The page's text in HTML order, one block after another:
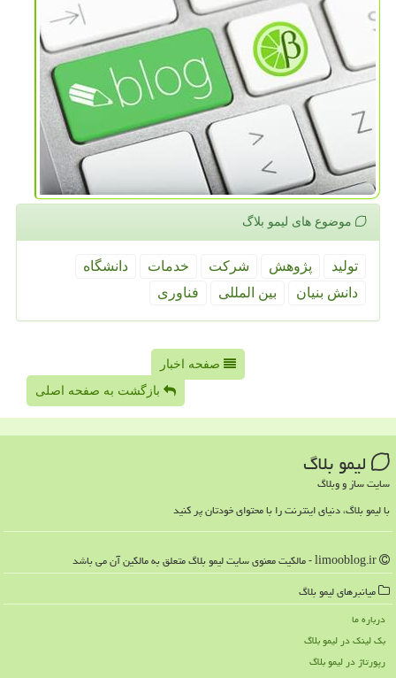
موضوع های لیمو بلاگ
تولید پژوهش شركت خدمات
دانشگاه
دانش بنیان
بین المللی فناوری
صفحه اخبار
بازگشت به صفحه اصلی
لیمو بلاگ
سایت ساز و وبلاگ
با لیمو بلاگ، دنیای اینترنت را با محتوای خودتان پر کنید
میانبرهای لیمو بلاگ
درباره ما
بک لینک در لیمو بلاگ
رپورتاژ در لیمو بلاگ